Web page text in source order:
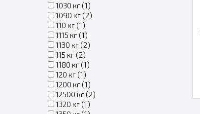
1030 кг (1)
1090 кг (2)
110 кг (1)
1115 кг (1)
1130 кг (2)
115 кг (2)
1180 кг (1)
120 кг (1)
1200 кг (1)
12500 кг (2)
1320 кг (1)